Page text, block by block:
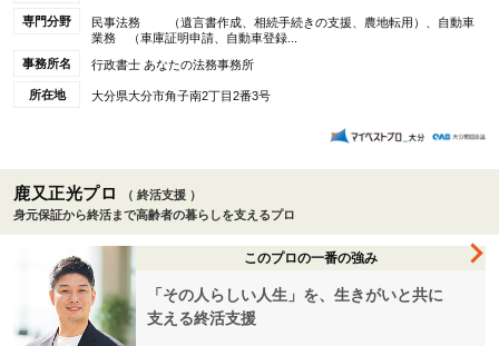
専門分野
民事法務 （遺言書作成、相続手続きの支援、農地転用）、自動車
業務 （車庫証明申請、自動車登録...
事務所名
行政書士 あなたの法務事務所
所在地 大分県大分市角子南2丁目2番3号
鹿又正光プロ
（ 終活支援 ）
身元保証から終活まで高齢者の暮らしを支えるプロ
このプロの一番の強み
「その人らしい人生」を、生きがいと共に
支える終活支援